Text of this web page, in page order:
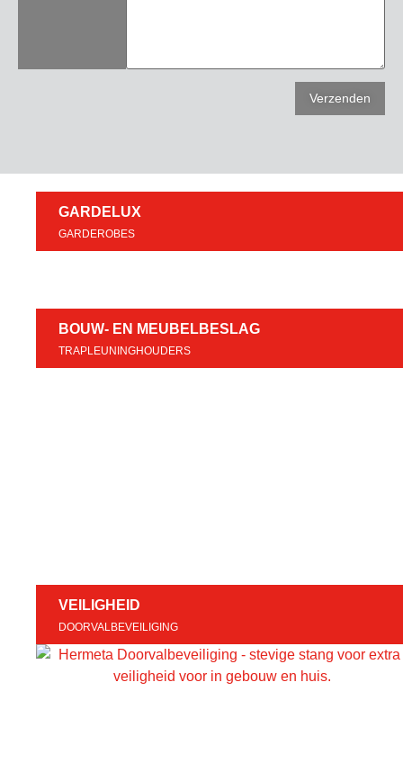
GARDELUX
GARDEROBES
BOUW- EN MEUBELBESLAG
TRAPLEUNINGHOUDERS
VEILIGHEID
DOORVALBEVEILIGING